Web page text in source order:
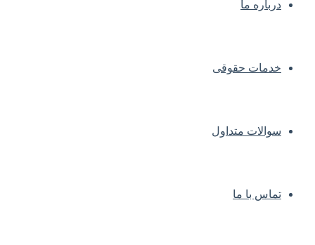
درباره ما
خدمات حقوقی
سوالات متداول
تماس با ما